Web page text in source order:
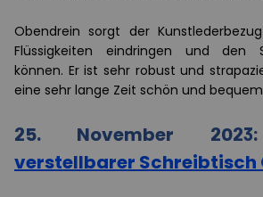
Obendrein sorgt der
Flüssigkeiten eindringen und den
können. Er ist sehr robust und
eine sehr lange Zeit schön und
25. November
verstellbarer Schreibtisch